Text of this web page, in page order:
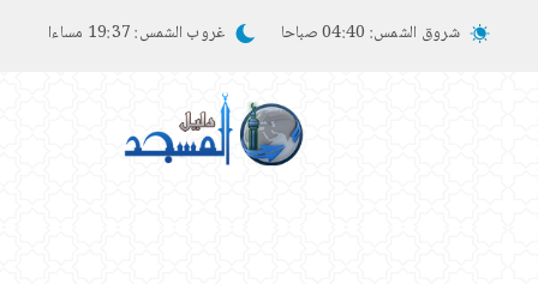
شروق الشمس: 04:40 صباحا غروب الشمس:19:37 مساءا